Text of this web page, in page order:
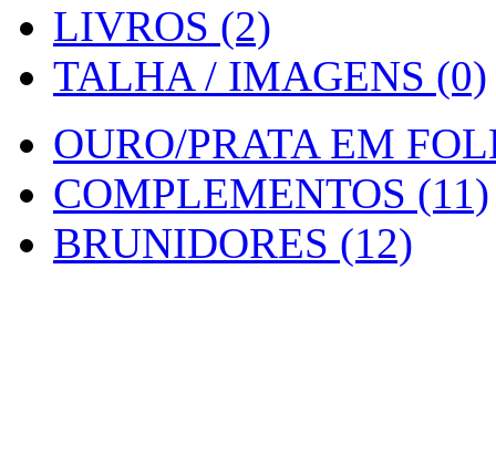
LIVROS (2)
TALHA / IMAGENS (0)
OURO/PRATA EM
COMPLEMENTOS (11)
BRUNIDORES (12)